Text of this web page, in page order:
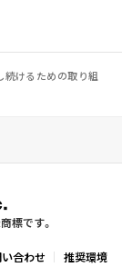
けるための取り組
標です。
合わせ 推奨環境